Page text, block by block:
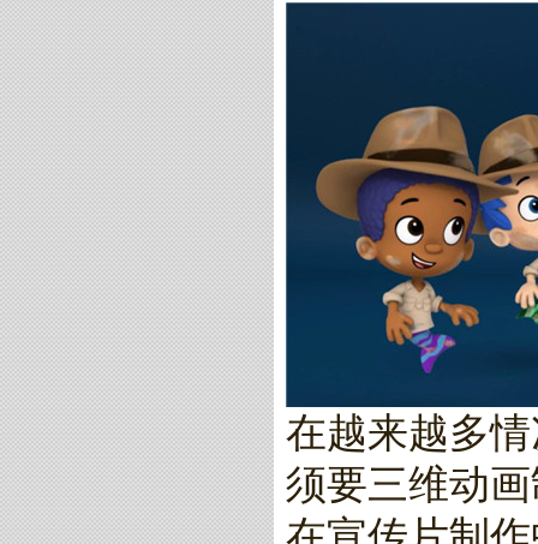
在越来越多
须要三维动